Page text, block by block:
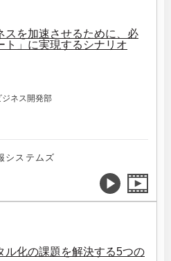
スを加速させるために、必
ト」に実現するシナリオ
ジネス開発部
システムズ
ル化の課題を解決する5つの